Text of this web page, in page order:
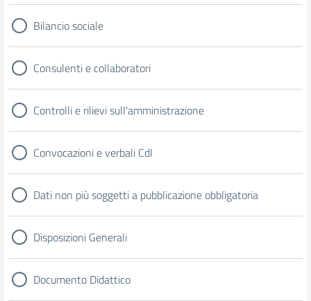
Bilancio sociale
Consulenti e collaboratori
Controlli e rilievi sull'amministrazione
Convocazioni e verbali CdI
Dati non più soggetti a pubblicazione obbligatoria
Disposizioni Generali
Documento Didattico